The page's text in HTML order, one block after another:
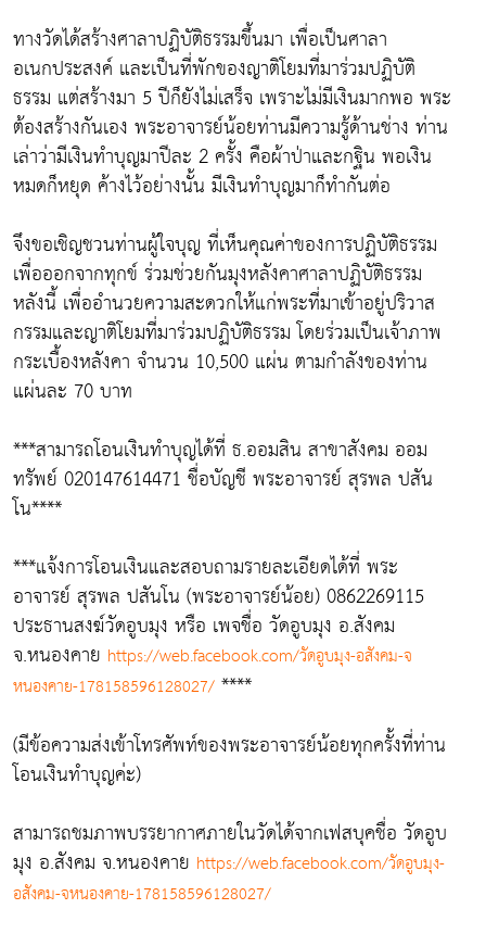
ทางวัดได้สร้างศาลาปฏิบัติธรรมขึ้นมา เพื่อเป็นศาลา
อเนกประสงค์ และเป็นที่พักของญาติโยมที่มาร่วมปฏิบัติ
ธรรม แต่สร้างมา 5 ปีก็ยังไม่เสร็จ เพราะไม่มีเงินมากพอ พระ
ต้องสร้างกันเอง พระอาจารย์น้อยท่านมีความรู้ด้านช่าง ท่าน
เล่าว่ามีเงินทำบุญมาปีละ 2 ครั้ง คือผ้าป่าและกฐิน พอเงิน
หมดก็หยุด ค้างไว้อย่างนั้น มีเงินทำบุญมาก็ทำกันต่อ
จึงขอเชิญชวนท่านผู้ใจบุญ ที่เห็นคุณค่าของการปฏิบัติธรรม
เพื่อออกจากทุกข์ ร่วมช่วยกันมุงหลังคาศาลาปฏิบัติธรรม
หลังนี้ เพื่ออำนวยความสะดวกให้แก่พระที่มาเข้าอยู่ปริวาส
กรรมและญาติโยมที่มาร่วมปฏิบัติธรรม โดยร่วมเป็นเจ้าภาพ
กระเบื้องหลังคา จำนวน 10,500 แผ่น ตามกำลังของท่าน
แผ่นละ 70 บาท
***สามารถโอนเงินทำบุญได้ที่ ธ.ออมสิน สาขาสังคม ออม
ทรัพย์ 020147614471 ชื่อบัญชี พระอาจารย์ สุรพล ปสัน
โน****
***แจ้งการโอนเงินและสอบถามรายละเอียดได้ที่ พระ
อาจารย์ สุรพล ปสันโน (พระอาจารย์น้อย) 0862269115
ประธานสงฆ์วัดอูบมุง หรือ เพจชื่อ วัดอูบมุง อ.สังคม
จ.หนองคาย https://web.facebook.com/วัดอูบมุง-อสังคม-จ
หนองคาย-178158596128027/ ****
(มีข้อความส่งเข้าโทรศัพท์ของพระอาจารย์น้อยทุกครั้งที่ท่าน
โอนเงินทำบุญค่ะ)
สามารถชมภาพบรรยากาศภายในวัดได้จากเฟสบุคชื่อ วัดอูบ
มุง อ.สังคม จ.หนองคาย https://web.facebook.com/วัดอูบมุง-
อสังคม-จหนองคาย-178158596128027/